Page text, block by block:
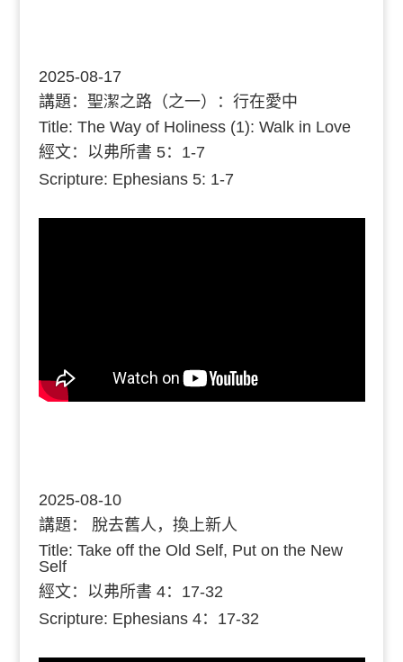
2025-08-17
講題： 聖潔之路（之一）：行在愛中
Title: The Way of Holiness (1): Walk in Love
經文：
以弗所書 5：1-7
Scripture: Ephesians 5: 1-7
2025-08-10
講題： 脫去舊人，換上新人
Title: Take off the Old Self, Put on the New
Self
經文：
以弗所書 4：17-32
Scripture: Ephesians 4：17-32